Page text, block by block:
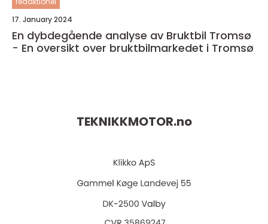
17. January 2024
En dybdegående analyse av Bruktbil Tromsø
- En oversikt over bruktbilmarkedet i Tromsø
TEKNIKKMOTOR.no